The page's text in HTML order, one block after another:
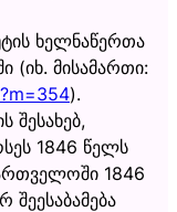
ხელნაწერთა
(იხ. მისამართი:
).
შესახებ,
1846 წელს
1846